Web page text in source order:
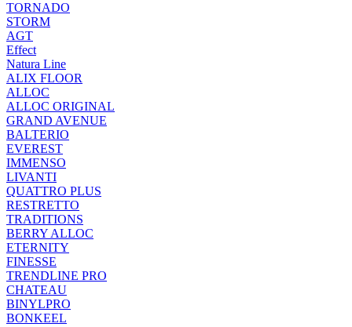
TORNADO
STORM
AGT
Effect
Natura Line
ALIX FLOOR
ALLOC
ALLOC ORIGINAL
GRAND AVENUE
BALTERIO
EVEREST
IMMENSO
LIVANTI
QUATTRO PLUS
RESTRETTO
TRADITIONS
BERRY ALLOC
ETERNITY
FINESSE
TRENDLINE PRO
CHATEAU
BINYLPRO
BONKEEL